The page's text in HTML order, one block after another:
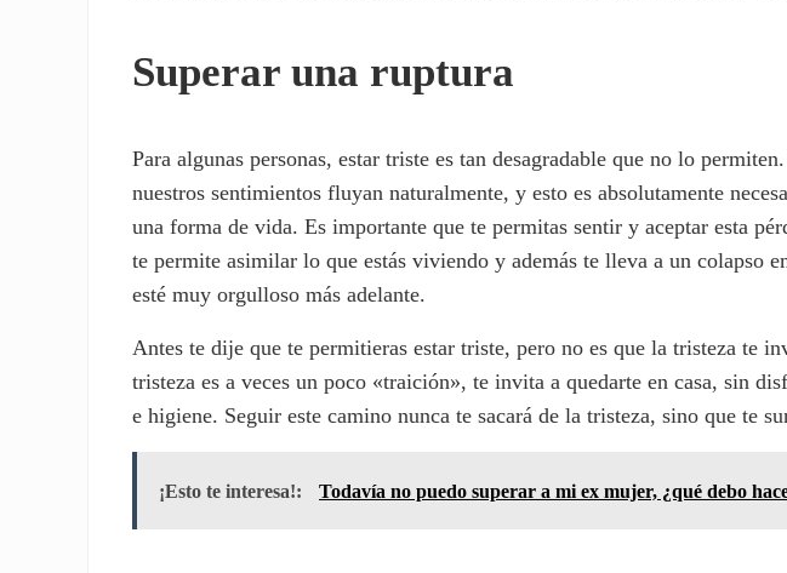
Superar una ruptura
Para algunas personas, estar triste es tan desagradable que no lo
nuestros sentimientos fluyan naturalmente, y esto es absolutamente
una forma de vida. Es importante que te permitas sentir y aceptar esta
te permite asimilar lo que estás viviendo y además te lleva a un colapso
esté muy orgulloso más adelante.
Antes te dije que te permitieras estar triste, pero no es que la tristeza te
tristeza es a veces un poco «traición», te invita a quedarte en casa, sin
e higiene. Seguir este camino nunca te sacará de la tristeza, sino que te
¡Esto te interesa!: Todavía no puedo superar a mi ex mujer, ¿qué debo